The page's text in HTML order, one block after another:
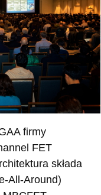
firmy
FET
składa
All-Around)